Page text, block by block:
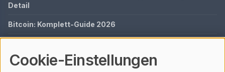
Detail
Bitcoin: Komplett-Guide 2026
Was ist MCAP Coin?
Cookie-Einstellungen